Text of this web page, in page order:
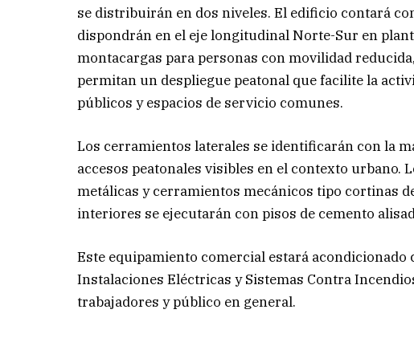
se distribuirán en dos niveles. El edificio contará
dispondrán en el eje longitudinal Norte-Sur en
montacargas para personas con movilidad
permitan un despliegue peatonal que facilite la
públicos y espacios de servicio comunes.
Los cerramientos laterales se identificarán con la
accesos peatonales visibles en el contexto urbano.
metálicas y cerramientos mecánicos tipo cortinas
interiores se ejecutarán con pisos de cemento
Este equipamiento comercial estará
Instalaciones Eléctricas y Sistemas Contra
trabajadores y público en general.